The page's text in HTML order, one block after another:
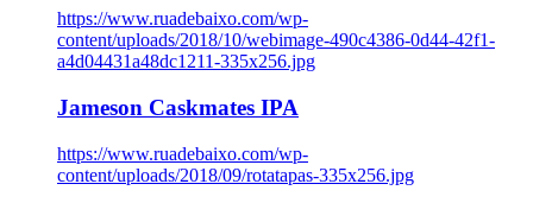
https://www.ruadebaixo.com/wp-
content/uploads/2018/10/webimage-490c4386-0d44-42f1-
a4d04431a48dc1211-335x256.jpg
Jameson Caskmates IPA
https://www.ruadebaixo.com/wp-
content/uploads/2018/09/rotatapas-335x256.jpg